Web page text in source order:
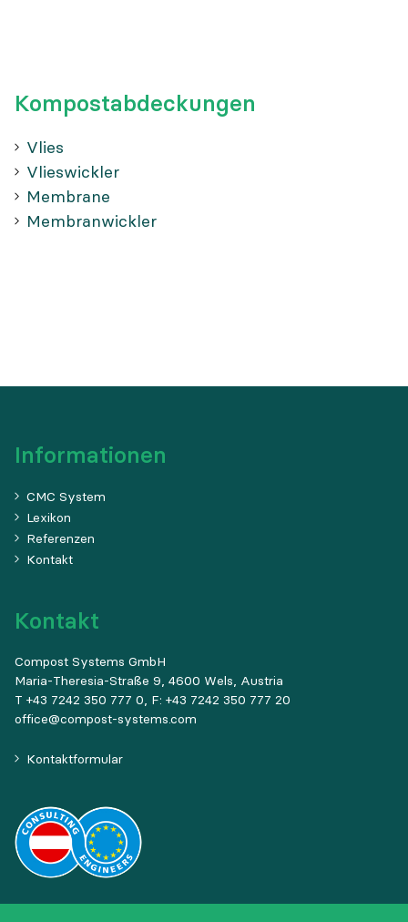
Kompostabdeckungen
Vlies
Vlieswickler
Membrane
Membranwickler
Informationen
CMC System
Lexikon
Referenzen
Kontakt
Kontakt
Compost Systems GmbH
Maria-Theresia-Straße 9, 4600 Wels, Austria
T +43 7242 350 777 0, F: +43 7242 350 777 20
office@compost-systems.com
Kontaktformular